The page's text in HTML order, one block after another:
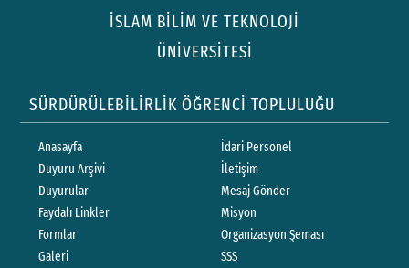
İSLAM BİLİM VE TEKNOLOJİ
ÜNİVERSİTESİ
SÜRDÜRÜLEBİLİRLİK ÖĞRENCİ TOPLULUĞU
Anasayfa
Duyuru Arşivi
Duyurular
Faydalı Linkler
Formlar
Galeri
İdari Personel
İletişim
Mesaj Gönder
Misyon
Organizasyon Şeması
SSS